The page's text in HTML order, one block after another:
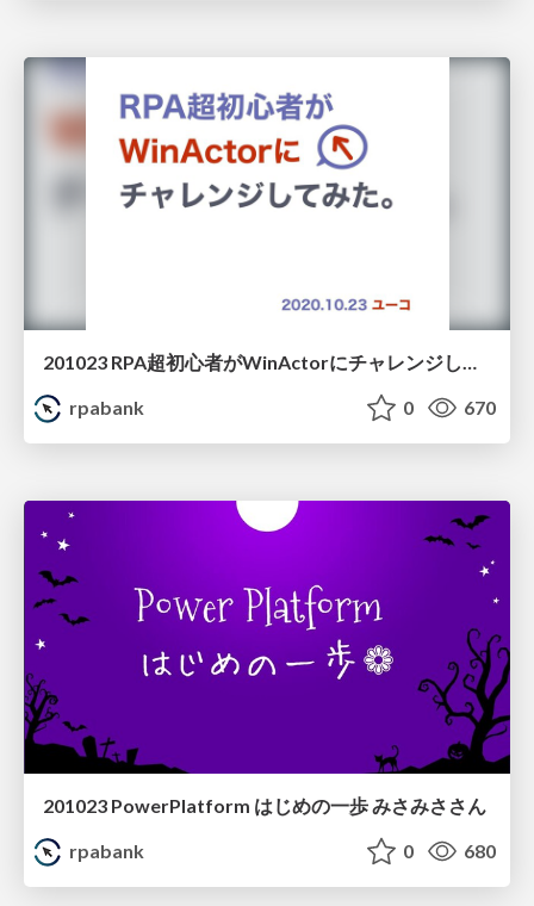
201023 RPA超初心者がWinActorにチャレンジしてみた ユーコさん
rpabank
0 670
201023 PowerPlatform はじめの一歩 みさみささん
rpabank
0 680